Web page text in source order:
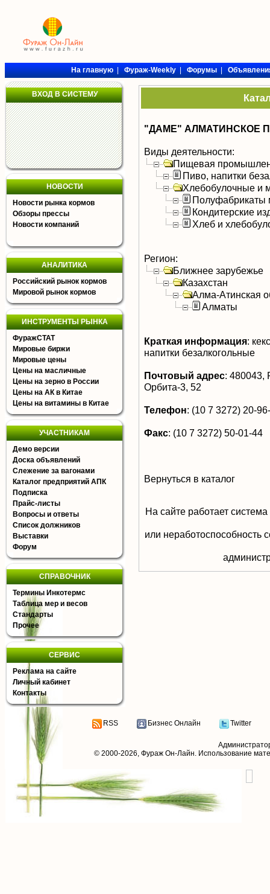
На главную|Фураж-Weekly|Форумы|
ВХОД В СИСТЕМУ
НОВОСТИ
Новости рынка кормов
Обзоры прессы
Новости компаний
АНАЛИТИКА
Российский рынок кормов
Мировой рынок кормов
ИНСТРУМЕНТЫ РЫНКА
ФуражСТАТ
Мировые биржи
Мировые цены
Цены на масличные
Цены на зерно в России
Цены на АК в Китае
Цены на витамины в Китае
УЧАСТНИКАМ
Демо версии
Доска объявлений
Слежение за вагонами
Каталог предприятий АПК
Подписка
Прайс-листы
Вопросы и ответы
Список должников
Выставки
Форум
СПРАВОЧНИК
Термины Инкотермс
Таблица мер и весов
Стандарты
Прочее
СЕРВИС
Реклама на сайте
Личный кабинет
Контакты
"ДАМЕ" АЛМАТИНСКОЕ
Виды деятельности:
Пищевая
Пиво, напитки
Хлебобулочные и
Полуфабрикаты
Кондитерские
Хлеб и
Регион:
Ближнее зарубежье
Казахстан
Алма-Атинская
Алматы
Краткая информация:
напитки безалкогольные
Почтовый адрес: 480043,
Орбита-3, 52
Телефон: (10 7 3272) 20-
Факс: (10 7 3272) 50-01-44
Вернуться в каталог
На сайте работает
или неработоспособность
RSS Бизнес Онлайн Twitter
© 2000-2026, Фураж Он-Лайн. Использование